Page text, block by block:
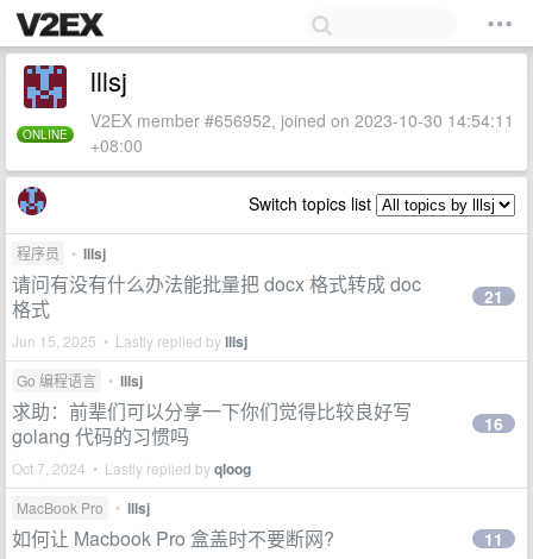
ONLINE
lllsj
V2EX member #656952, joined on 2023-10-30 14:54:11
+08:00
Switch topics list
程序员 • lllsj
请问有没有什么办法能批量把 docx 格式转成 doc
格式
Jun 15, 2025 • Lastly replied bylllsj
21
Go 编程语言 • lllsj
求助：前辈们可以分享一下你们觉得比较良好写
golang 代码的习惯吗
Oct 7, 2024 • Lastly replied byqloog
16
MacBook Pro • lllsj
如何让 Macbook Pro 盒盖时不要断网? 11